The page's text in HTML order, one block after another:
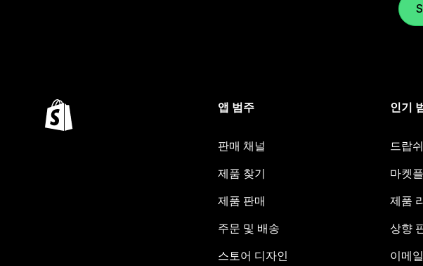
앱 범주
판매 채널
제품 찾기
제품 판매
주문 및 배송
스토어 디자인
인기
드랍
마켓
제품
상향
이메